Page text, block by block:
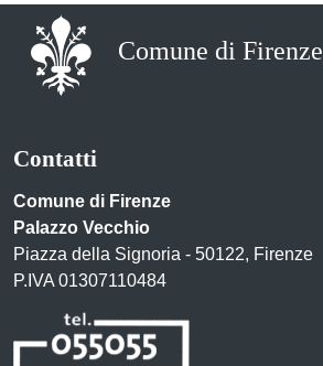
Comune di Firenze
Contatti
Comune di Firenze
Palazzo Vecchio
Piazza della Signoria - 50122, Firenze
P.IVA 01307110484